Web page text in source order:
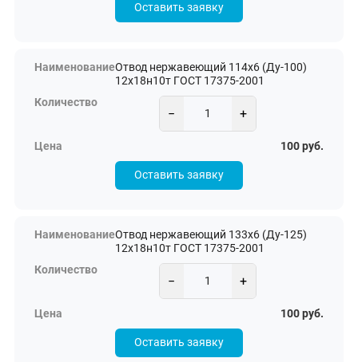
Оставить заявку
Отвод нержавеющий 114х6 (Ду-100)
12х18н10т ГОСТ 17375-2001
− +
100 руб.
Оставить заявку
Отвод нержавеющий 133х6 (Ду-125)
12х18н10т ГОСТ 17375-2001
− +
100 руб.
Оставить заявку